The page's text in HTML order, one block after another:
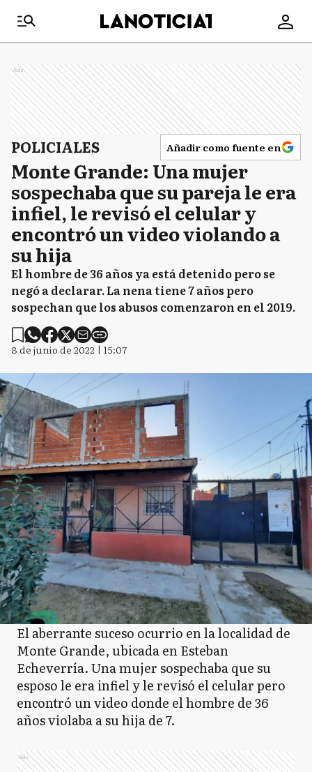
Ads
POLICIALES Añadir como fuente en
Monte Grande: Una mujer
sospechaba que su pareja le era
infiel, le revisó el celular y
encontró un video violando a
su hija
El hombre de 36 años ya está detenido pero se
negó a declarar. La nena tiene 7 años pero
sospechan que los abusos comenzaron en el 2019.
8 de junio de 2022 | 15:07
El aberrante suceso ocurrio en la localidad de
Monte Grande, ubicada en Esteban
Echeverría. Una mujer sospechaba que su
esposo le era infiel y le revisó el celular pero
encontró un video donde el hombre de 36
años violaba a su hija de 7.
Ads